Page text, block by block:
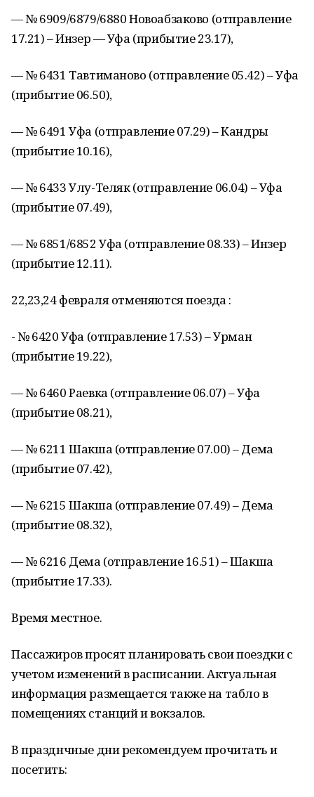
— № 6909/6879/6880 Новоабзаково (отправление
17.21) – Инзер — Уфа (прибытие 23.17),
— № 6431 Тавтиманово (отправление 05.42) – Уфа
(прибытие 06.50),
— № 6491 Уфа (отправление 07.29) – Кандры
(прибытие 10.16),
— № 6433 Улу-Теляк (отправление 06.04) – Уфа
(прибытие 07.49),
— № 6851/6852 Уфа (отправление 08.33) – Инзер
(прибытие 12.11).
22,23,24 февраля отменяются поезда :
- № 6420 Уфа (отправление 17.53) – Урман
(прибытие 19.22),
— № 6460 Раевка (отправление 06.07) – Уфа
(прибытие 08.21),
— № 6211 Шакша (отправление 07.00) – Дема
(прибытие 07.42),
— № 6215 Шакша (отправление 07.49) – Дема
(прибытие 08.32),
— № 6216 Дема (отправление 16.51) – Шакша
(прибытие 17.33).
Время местное.
Пассажиров просят планировать свои поездки с
учетом изменений в расписании. Актуальная
информация размещается также на табло в
помещениях станций и вокзалов.
В празднчные дни рекомендуем прочитать и
посетить: